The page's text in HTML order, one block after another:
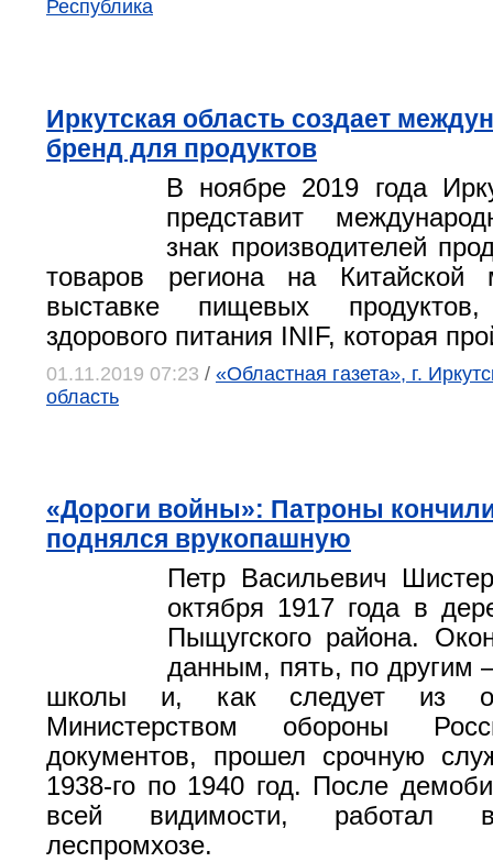
Республика
Иркутская область создает
бренд для продуктов
В ноябре 2019 года
представит
знак производителей
товаров региона на Китайской
выставке пищевых
здорового питания INIF, которая
01.11.2019 07:23 / «Областная газета», г.
область
«Дороги войны»: Патроны
поднялся врукопашную
Петр Васильевич
октября 1917 года в
Пыщугского района.
данным, пять, по другим
школы и, как следует из
Министерством обороны
документов, прошел срочную
1938-го по 1940 год. После
всей видимости, работал
леспромхозе.